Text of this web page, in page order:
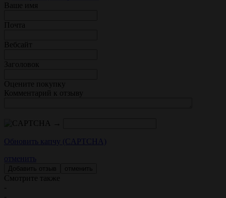
Ваше имя
Почта
Вебсайт
Заголовок
Оцените покупку
Комментарий к отзыву
→
Обновить капчу (CAPTCHA)
отменить
отменить
Смотрите также
-
-